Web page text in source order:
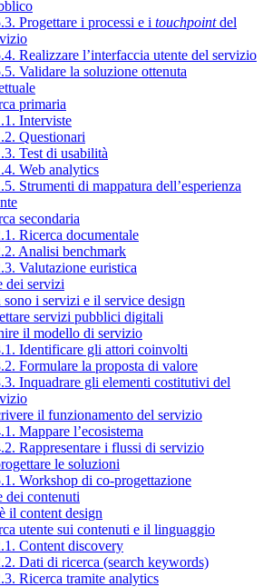
Progettare i processi e i touchpointdel
Realizzare l’interfaccia utente del servizio
Validare la soluzione ottenuta
primaria
Interviste
Questionari
Test di usabilità
Web analytics
Strumenti di mappatura dell’esperienza
secondaria
Ricerca documentale
Analisi benchmark
Valutazione euristica
dei servizi
sono i servizi e il service design
servizi pubblici digitali
il modello di servizio
Identificare gli attori coinvolti
Formulare la proposta di valore
Inquadrare gli elementi costitutivi del
il funzionamento del servizio
Mappare l’ecosistema
Rappresentare i flussi di servizio
le soluzioni
Workshop di co-progettazione
dei contenuti
il content design
utente sui contenuti e il linguaggio
Content discovery
Dati di ricerca (search keywords)
Ricerca tramite analytics